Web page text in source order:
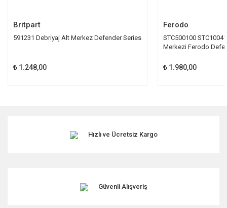
Britpart
591231 Debriyaj Alt Merkez Defender Series
₺ 1.248,00
Ferodo
STC500100
Merkezi Ferodo
₺ 1.980,00
Hızlı ve Ücretsiz Kargo
Güvenli Alışveriş